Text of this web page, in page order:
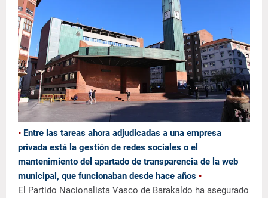
• Entre las tareas ahora adjudicadas a una empresa
privada está la gestión de redes sociales o el
mantenimiento del apartado de transparencia de la web
municipal, que funcionaban desde hace años •
El Partido Nacionalista Vasco de Barakaldo ha asegurado